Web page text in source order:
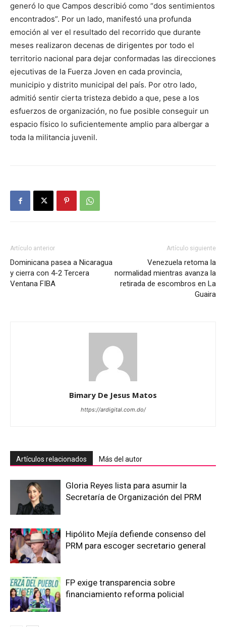
generó lo que Campos describió como “dos sentimientos
encontrados”. Por un lado, manifestó una profunda
emoción al ver el resultado del recorrido que durante
meses realizaron decenas de dirigentes por todo el
territorio nacional para dejar conformadas las direcciones
ejecutivas de la Fuerza Joven en cada provincia,
municipio y distrito municipal del país. Por otro lado,
admitió sentir cierta tristeza debido a que, pese a los
esfuerzos de organización, no fue posible conseguir un
espacio físico lo suficientemente amplio para albergar a
toda la militancia juvenil.
Artículo anterior
Dominicana pasea a Nicaragua
y cierra con 4-2 Tercera
Ventana FIBA
Artículo siguiente
Venezuela retoma la
normalidad mientras avanza la
retirada de escombros en La
Guaira
Bimary De Jesus Matos
https://ardigital.com.do/
Artículos relacionados Más del autor
Gloria Reyes lista para asumir la
Secretaría de Organización del PRM
Hipólito Mejía defiende consenso del
PRM para escoger secretario general
FP exige transparencia sobre
financiamiento reforma policial